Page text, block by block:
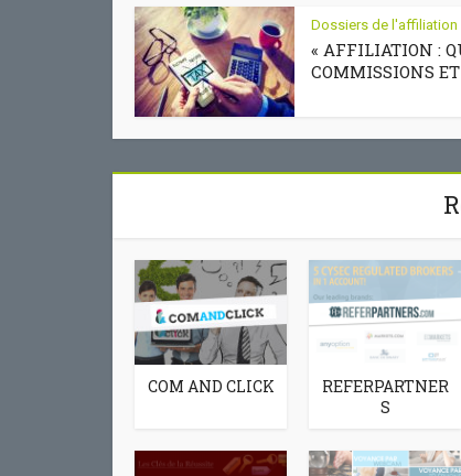
Dossiers de l'affiliation
« AFFILIATION :
COMMISSIONS ET
COM AND CLICK
REFERPARTNER
S